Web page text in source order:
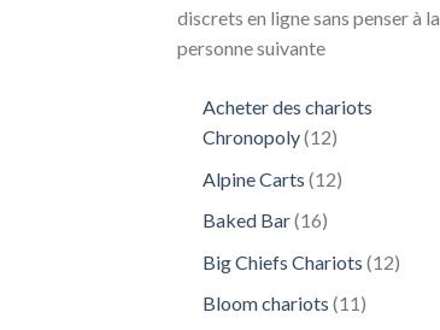
discrets en ligne sans penser à la
personne suivante
Acheter des chariots
Chronopoly 1212
Alpine Carts 1212
Baked Bar 1616
Big Chiefs Chariots 1212
Bloom chariots 1111